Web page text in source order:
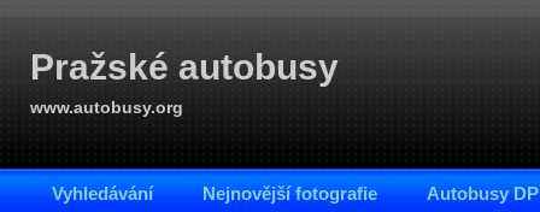
Pražské autobusy
www.autobusy.org
Vyhledávání Nejnovější fotografie Autobusy